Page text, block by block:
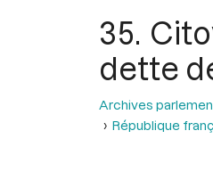
35.
dette
Archives
République